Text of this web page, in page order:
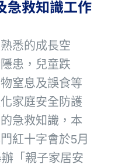
急救知識工作
悉的成長空
患，兒童跌
窒息及誤食等
家庭安全防護
急救知識，本
紅十字會於5月
「親子家居安